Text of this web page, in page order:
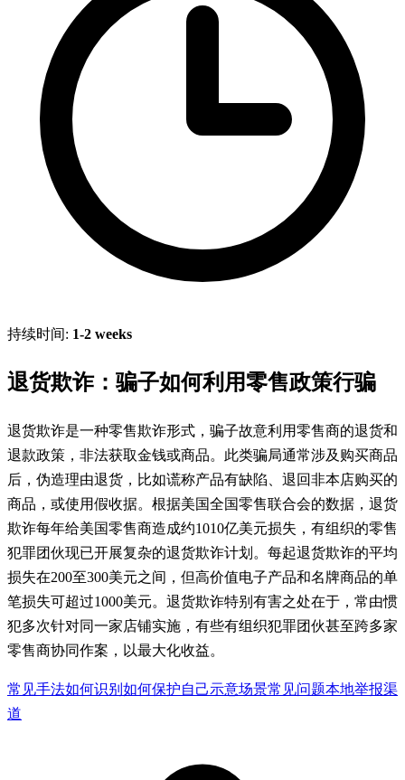
持续时间: 1-2 weeks
退货欺诈：骗子如何利用零售政策行骗
退货欺诈是一种零售欺诈形式，骗子故意利用零售商的退货和
退款政策，非法获取金钱或商品。此类骗局通常涉及购买商品
后，伪造理由退货，比如谎称产品有缺陷、退回非本店购买的
商品，或使用假收据。根据美国全国零售联合会的数据，退货
欺诈每年给美国零售商造成约1010亿美元损失，有组织的零售
犯罪团伙现已开展复杂的退货欺诈计划。每起退货欺诈的平均
损失在200至300美元之间，但高价值电子产品和名牌商品的单
笔损失可超过1000美元。退货欺诈特别有害之处在于，常由惯
犯多次针对同一家店铺实施，有些有组织犯罪团伙甚至跨多家
零售商协同作案，以最大化收益。
常见手法如何识别 如何保护自己示意场景常见问题本地举报渠
道